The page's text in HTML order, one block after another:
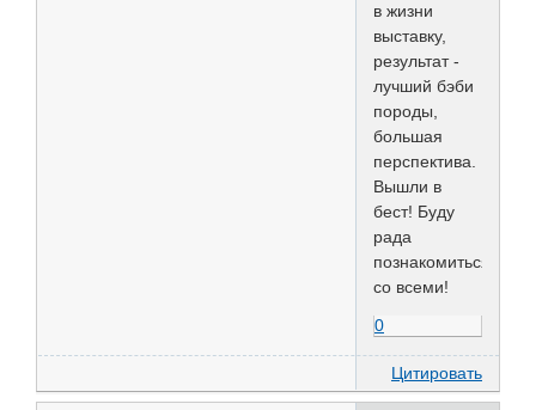
в жизни
выставку,
результат -
лучший бэби
породы,
большая
перспектива.
Вышли в
бест! Буду
рада
познакомиться
со всеми!
0
Цитировать